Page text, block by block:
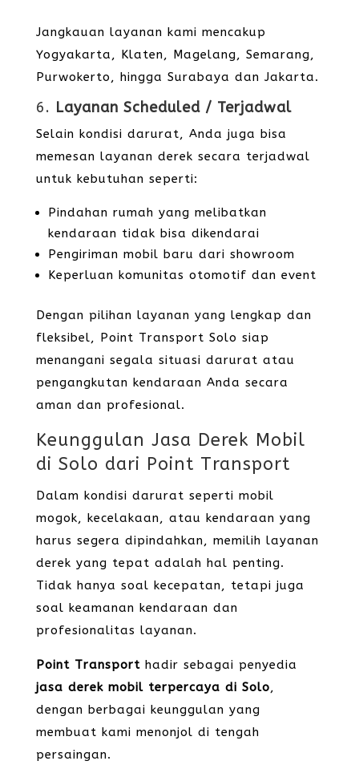
Jangkauan layanan kami mencakup
Yogyakarta, Klaten, Magelang, Semarang,
Purwokerto, hingga Surabaya dan Jakarta.
6. Layanan Scheduled / Terjadwal
Selain kondisi darurat, Anda juga bisa
memesan layanan derek secara terjadwal
untuk kebutuhan seperti:
Pindahan rumah yang melibatkan
kendaraan tidak bisa dikendarai
Pengiriman mobil baru dari showroom
Keperluan komunitas otomotif dan event
Dengan pilihan layanan yang lengkap dan
fleksibel, Point Transport Solo siap
menangani segala situasi darurat atau
pengangkutan kendaraan Anda secara
aman dan profesional.
Keunggulan Jasa Derek Mobil
di Solo dari Point Transport
Dalam kondisi darurat seperti mobil
mogok, kecelakaan, atau kendaraan yang
harus segera dipindahkan, memilih layanan
derek yang tepat adalah hal penting.
Tidak hanya soal kecepatan, tetapi juga
soal keamanan kendaraan dan
profesionalitas layanan.
Point Transport hadir sebagai penyedia
jasa derek mobil terpercaya di Solo,
dengan berbagai keunggulan yang
membuat kami menonjol di tengah
persaingan.